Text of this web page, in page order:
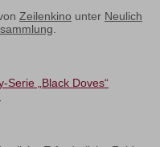
Zeilenkino unter Neulich
„Black Doves“